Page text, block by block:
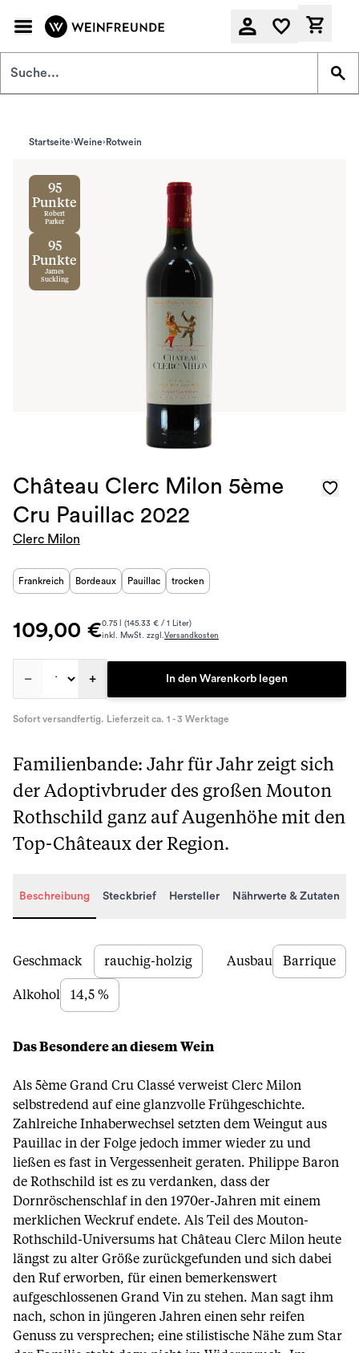
Startseite Weine Rotwein
95
Punkte
Robert
Parker
95
Punkte
James
Suckling
Château Clerc Milon 5ème
Cru Pauillac 2022
Clerc Milon
Frankreich Bordeaux Pauillac trocken
109,00 €0.75 l (145.33 € / 1 Liter)
inkl. MwSt. zzgl.Versandkosten
– + In den Warenkorb legen
Sofort versandfertig. Lieferzeit ca. 1 - 3 Werktage
Familienbande: Jahr für Jahr zeigt sich
der Adoptivbruder des großen Mouton
Rothschild ganz auf Augenhöhe mit den
Top-Châteaux der Region.
Beschreibung Steckbrief Hersteller Nährwerte & Zutaten
Beschreibung
Geschmack rauchig-holzig Ausbau Barrique
Alkohol 14,5 %
Das Besondere an diesem Wein
Als 5ème Grand Cru Classé verweist Clerc Milon
selbstredend auf eine glanzvolle Frühgeschichte.
Zahlreiche Inhaberwechsel setzten dem Weingut aus
Pauillac in der Folge jedoch immer wieder zu und
ließen es fast in Vergessenheit geraten. Philippe Baron
de Rothschild ist es zu verdanken, dass der
Dornröschenschlaf in den 1970er-Jahren mit einem
merklichen Weckruf endete. Als Teil des Mouton-
Rothschild-Universums hat Château Clerc Milon heute
längst zu alter Größe zurückgefunden und sich dabei
den Ruf erworben, für einen bemerkenswert
aufgeschlossenen Grand Vin zu stehen. Man sagt ihm
nach, schon in jüngeren Jahren einen sehr reifen
Genuss zu versprechen; eine stilistische Nähe zum Star